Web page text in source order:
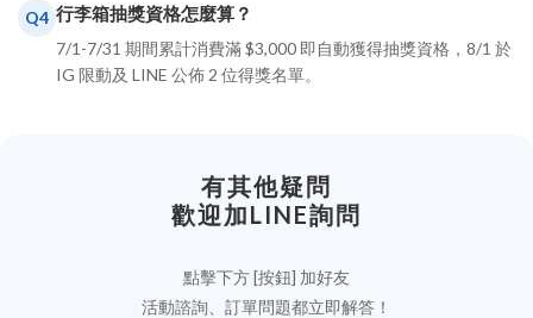
Q4 行李箱抽獎資格怎麼算？
7/1-7/31 期間累計消費滿 $3,000 即自動獲得抽獎資格，8/1 於
IG 限動及 LINE 公佈 2 位得獎名單。
有其他疑問
歡迎加LINE詢問
點擊下方 [按鈕] 加好友
活動諮詢、訂單問題都立即解答！